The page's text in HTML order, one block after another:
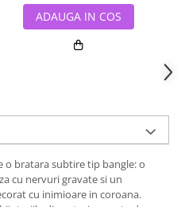
ADAUGA IN COS
o bratara subtire tip bangle: o
cu nervuri gravate si un
cu inimioare in coroana.